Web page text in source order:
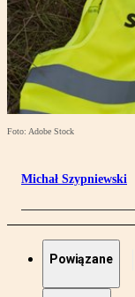
Foto: Adobe Stock
Michał Szypniewski
Powiązane